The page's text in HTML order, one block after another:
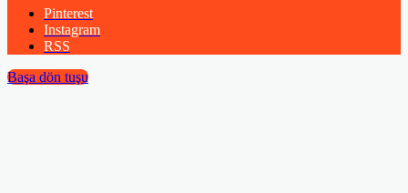
Pinterest
Instagram
RSS
Başa dön tuşu